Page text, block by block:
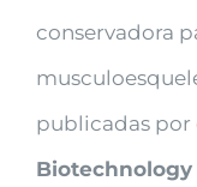
conservadora
publicadas por